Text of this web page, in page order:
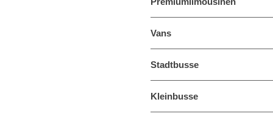
Vans
Stadtbusse
Kleinbusse